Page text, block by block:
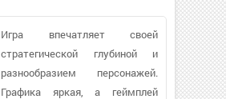
Игра впечатляет своей
стратегической глубиной и
разнообразием персонажей.
Графика яркая, а геймплей